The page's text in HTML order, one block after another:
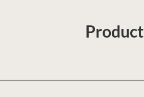
Product